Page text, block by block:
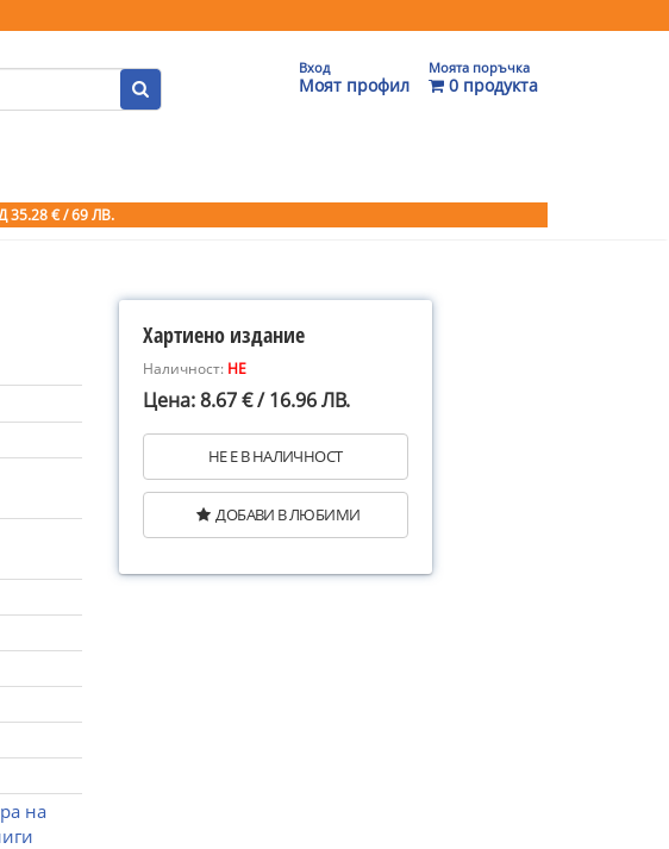
Вход
Моят профил
Моята поръчка
0 продукта
35.28 € / 69 ЛВ.
на
Хартиено издание
Наличност: НЕ
Цена: 8.67 € / 16.96 ЛВ.
НЕ Е В НАЛИЧНОСТ
ДОБАВИ В ЛЮБИМИ